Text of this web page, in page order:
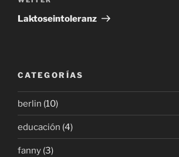
Beitrag
Laktoseintoleranz
CATEGORÍAS
berlin (10)
educación (4)
fanny (3)